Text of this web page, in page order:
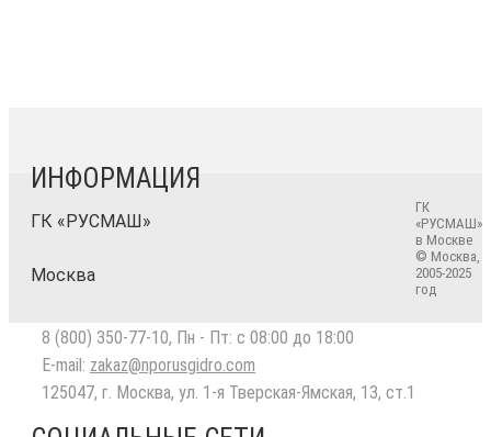
ИНФОРМАЦИЯ
ГК «РУСМАШ»
Москва
8 (800) 350-77-10, Пн - Пт: с 08:00 до 18:00
E-mail: zakaz@nporusgidro.com
125047, г. Москва, ул. 1-я Тверская-Ямская, 13, ст.1
ГК
«РУСМАШ»
в Москве
© Москва,
2005-2025
год